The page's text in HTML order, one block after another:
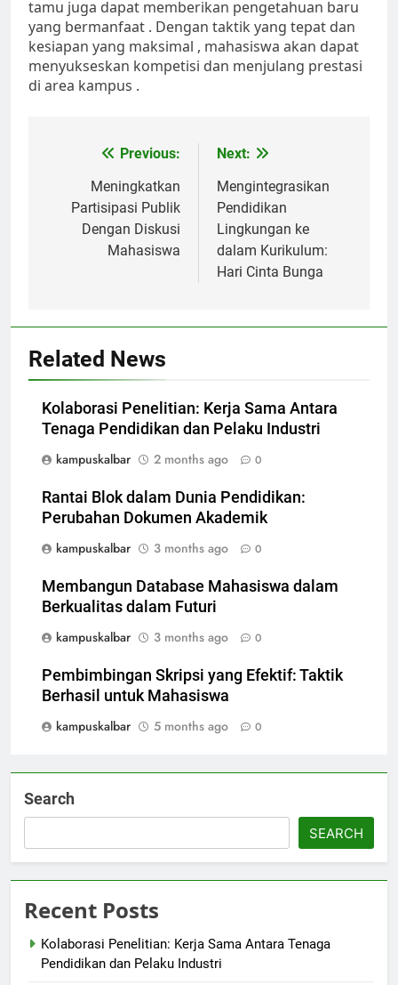
tamu juga dapat memberikan pengetahuan baru
yang bermanfaat . Dengan taktik yang tepat dan
kesiapan yang maksimal , mahasiswa akan dapat
menyukseskan kompetisi dan menjulang prestasi
di area kampus .
navigation
Previous:
Meningkatkan
Partisipasi Publik
Dengan Diskusi
Mahasiswa
Next:
Mengintegrasikan
Pendidikan
Lingkungan ke
dalam Kurikulum:
Hari Cinta Bunga
Related News
Kolaborasi Penelitian: Kerja Sama Antara
Tenaga Pendidikan dan Pelaku Industri
kampuskalbar
2 months ago 0
Rantai Blok dalam Dunia Pendidikan:
Perubahan Dokumen Akademik
kampuskalbar
3 months ago 0
Membangun Database Mahasiswa dalam
Berkualitas dalam Futuri
kampuskalbar
3 months ago 0
Pembimbingan Skripsi yang Efektif: Taktik
Berhasil untuk Mahasiswa
kampuskalbar
5 months ago 0
Search
SEARCH
Recent Posts
Kolaborasi Penelitian: Kerja Sama Antara Tenaga
Pendidikan dan Pelaku Industri